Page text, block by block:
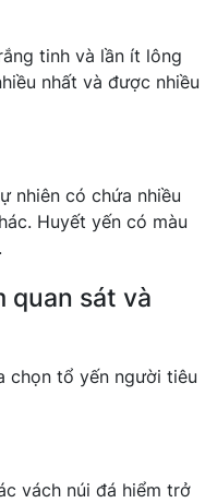
tinh và lần ít lông
nhất và được nhiều
nhiên có chứa nhiều
Huyết yến có màu
quan sát và
chọn tổ yến người tiêu
vách núi đá hiểm trở